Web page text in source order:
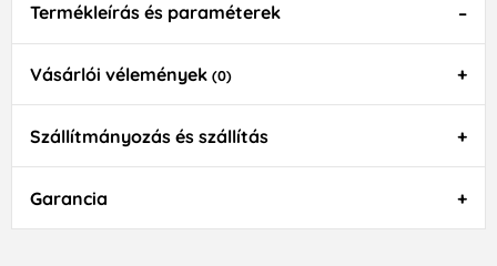
Termékleírás és paraméterek
Vásárlói vélemények (0)
Szállítmányozás és szállítás
Garancia